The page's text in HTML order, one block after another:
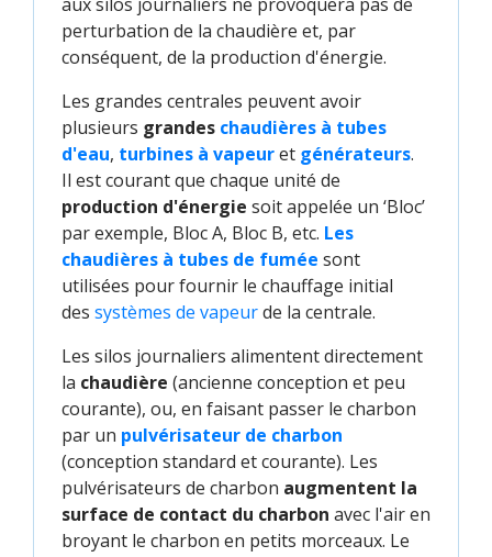
perturbation de la chaudière et, par
conséquent, de la production d'énergie.
Les grandes centrales peuvent avoir
plusieurs grandes chaudières à tubes
d'eau, turbines à vapeuret générateurs.
Il est courant que chaque unité de
production d'énergie soit appelée un ‘Bloc’
par exemple, Bloc A, Bloc B, etc. Les
chaudières à tubes de fumée sont
utilisées pour fournir le chauffage initial
des systèmes de vapeurde la centrale.
Les silos journaliers alimentent directement
la chaudière (ancienne conception et peu
courante), ou, en faisant passer le charbon
par un pulvérisateur de charbon
(conception standard et courante). Les
pulvérisateurs de charbon augmentent la
surface de contact du charbon avec l'air en
broyant le charbon en petits morceaux. Le